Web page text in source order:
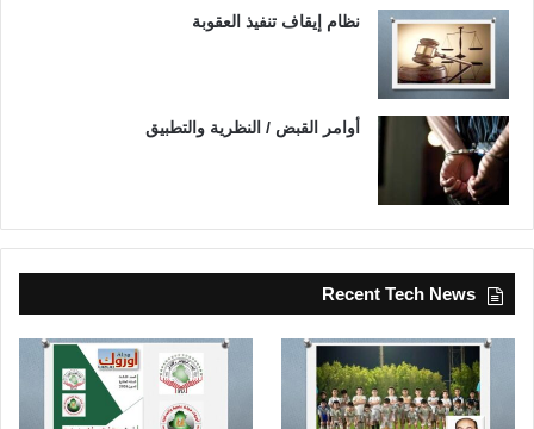
نظام إيقاف تنفيذ العقوبة
أوامر القبض / النظرية والتطبيق
Recent Tech News